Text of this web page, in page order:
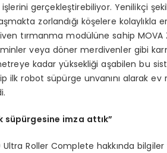
işlerini gerçekleştirebiliyor. Yenilikçi
zorlandığı köşelere kolaylıkla
tırmanma modülüne sahip MOVA
veya döner merdivenler gibi
kadar yüksekliği aşabilen bu
robot süpürge unvanını alarak ev
süpürgesine imza attık”
Ultra Roller Complete hakkında